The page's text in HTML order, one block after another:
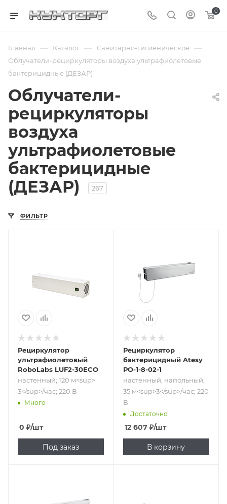
0
Главная — Каталог — Санитарно-гигиеническое —
Облучатели-рециркуляторы воздуха ультрафиолетовые
бактерицидные (ДЕЗАР)
Облучатели-
рециркуляторы
воздуха
ультрафиолетовые
бактерицидные
(ДЕЗАР)
267
ФИЛЬТР
час; 220 В
Рециркулятор
ультрафиолетовый
RoboLabs LUF2-30ECO
настенный; 120 м<sup>​
3</sup>/час; 220 В
Много
0 ₽/шт
Под заказ
напольный; 35
м<sup>​3</sup>/
Рециркулятор
бактерицидный Atesy
РО-1-8-02-1
настенный, напольный;
35 м<sup>​3</sup>/час; 220
В
Достаточно
12 607₽/шт
В корзину